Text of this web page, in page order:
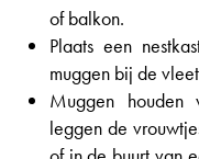
of balkon.
Plaats een
muggen bij de
Muggen houden
leggen de